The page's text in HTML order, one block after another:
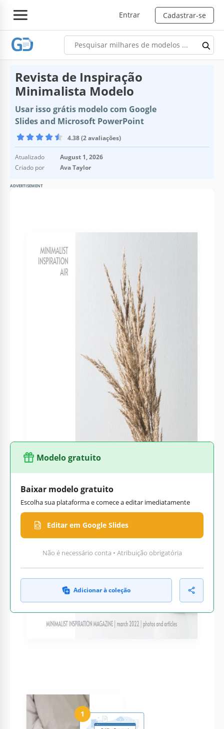
Entrar Cadastrar-se
Revista de Inspiração
Minimalista Modelo
Usar isso grátis modelo com Google
Slides and Microsoft PowerPoint
4.38 (2 avaliações)
Atualizado
August 1, 2026
Criado por
Ava Taylor
ADVERTISEMENT
Google Slides
Última atualização
Adicionado às coleções por 11 Usuários
2 downloads este mês
Você quer preencher sua revista com beleza e inspiração?
Use nosso modelo com um design delicado para discutir
diferentes tópicos nas páginas da sua revista. O estilo
minimalista do modelo ficará fantástico com qualquer foto
que você adicionar a ele. A propósito, a edição do arquivo é
muito fácil no Google Docs. Use este serviço para inserir
fotos, adicionar conteúdo de texto e fazer qualquer outra
edição que você considerar importante.
Modelo gratuito
Baixar modelo gratuito
Escolha sua plataforma e comece a editar imediatamente
Editar em Google Slides
Não é necessário conta • Atribuição obrigatória
Adicionar à coleção
1